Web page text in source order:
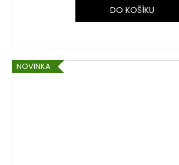
DO KOŠÍKU
NOVINKA